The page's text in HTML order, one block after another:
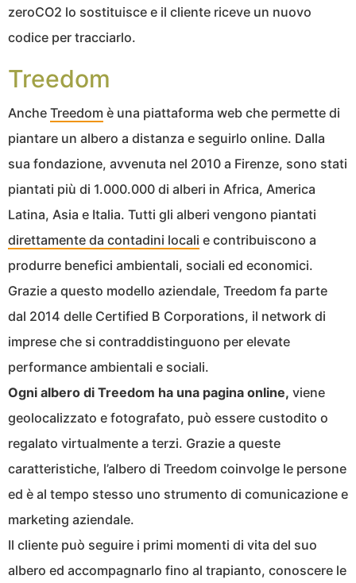
zeroCO2 lo sostituisce e il cliente riceve un nuovo
codice per tracciarlo.
Treedom
Anche Treedom è una piattaforma web che permette di
piantare un albero a distanza e seguirlo online. Dalla
sua fondazione, avvenuta nel 2010 a Firenze, sono stati
piantati più di 1.000.000 di alberi in Africa, America
Latina, Asia e Italia. Tutti gli alberi vengono piantati
direttamente da contadini locali e contribuiscono a
produrre benefici ambientali, sociali ed economici.
Grazie a questo modello aziendale, Treedom fa parte
dal 2014 delle Certified B Corporations, il network di
imprese che si contraddistinguono per elevate
performance ambientali e sociali.
Ogni albero di Treedom ha una pagina online, viene
geolocalizzato e fotografato, può essere custodito o
regalato virtualmente a terzi. Grazie a queste
caratteristiche, l’albero di Treedom coinvolge le persone
ed è al tempo stesso uno strumento di comunicazione e
marketing aziendale.
Il cliente può seguire i primi momenti di vita del suo
albero ed accompagnarlo fino al trapianto, conoscere le